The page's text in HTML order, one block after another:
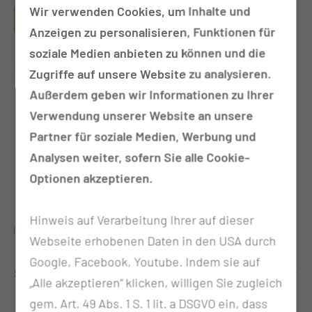
IN WELCHEN FÄLLEN WIRD DIE UNTERSUCHUNG
VORGENOMMEN?
akute/chronische Sialodenitis
Abflussstörungen z. B. Sialolithiasis
Zustand nach Radiatio oder Radiojodtherapie
Nachweis von funktionsfähigem
Drüsengewebe
WIE IST DER ABLAUF DER UNTERSUCHUNG?
Speicheldrüsenszintigrafie mit 99m
Lagerung: im Liegen, Kopf gut fixiert, Kopf gut
Wir verwenden Cookies, um Inhalte und
Anzeigen zu personalisieren, Funktionen für
soziale Medien anbieten zu können und die
Zugriffe auf unsere Website zu analysieren.
Außerdem geben wir Informationen zu Ihrer
Verwendung unserer Website an unsere
Partner für soziale Medien, Werbung und
Analysen weiter, sofern Sie alle Cookie-
Optionen akzeptieren.
Hinweis auf Verarbeitung Ihrer auf dieser
Webseite erhobenen Daten in den USA durch
Google, Facebook, Youtube. Indem sie auf
„Alle akzeptieren“ klicken, willigen Sie zugleich
gem. Art. 49 Abs. 1 S. 1 lit. a DSGVO ein, dass